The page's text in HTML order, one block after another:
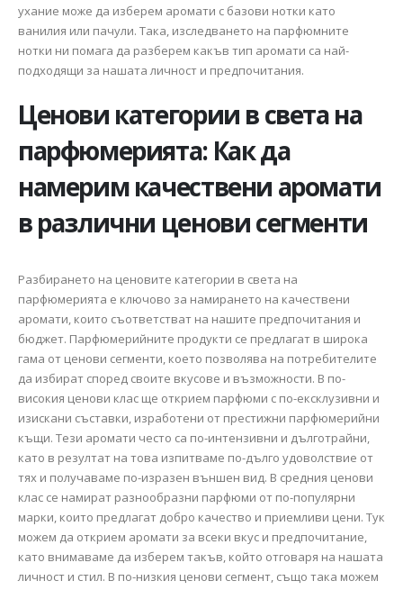
ухание може да изберем аромати с базови нотки като
ванилия или пачули. Така, изследването на парфюмните
нотки ни помага да разберем какъв тип аромати са най-
подходящи за нашата личност и предпочитания.
Ценови категории в света на
парфюмерията: Как да
намерим качествени аромати
в различни ценови сегменти
Разбирането на ценовите категории в света на
парфюмерията е ключово за намирането на качествени
аромати, които съответстват на нашите предпочитания и
бюджет. Парфюмерийните продукти се предлагат в широка
гама от ценови сегменти, което позволява на потребителите
да избират според своите вкусове и възможности. В по-
високия ценови клас ще открием парфюми с по-ексклузивни и
изискани съставки, изработени от престижни парфюмерийни
къщи. Тези аромати често са по-интензивни и дълготрайни,
като в резултат на това изпитваме по-дълго удоволствие от
тях и получаваме по-изразен външен вид. В средния ценови
клас се намират разнообразни парфюми от по-популярни
марки, които предлагат добро качество и приемливи цени. Тук
можем да открием аромати за всеки вкус и предпочитание,
като внимаваме да изберем такъв, който отговаря на нашата
личност и стил. В по-низкия ценови сегмент, също така можем